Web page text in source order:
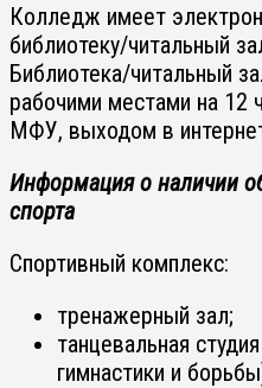
Колледж имеет
библиотеку/читальный
Библиотека/читальный
рабочими местами на 12
МФУ, выходом в
Информация о наличии
спорта
Спортивный комплекс:
тренажерный зал;
танцевальная
гимнастики и